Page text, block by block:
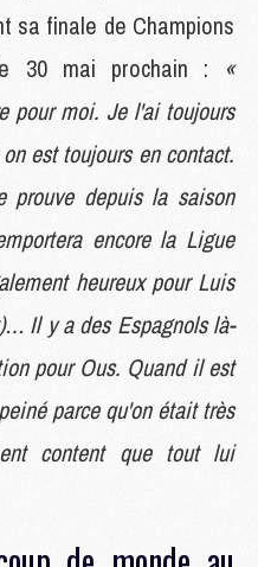
sa finale de Champions
30 mai prochain : «
pour moi. Je l'ai toujours
est toujours en contact.
depuis la saison
encore la Ligue
heureux pour Luis
Il y a des Espagnols là-
pour Ous. Quand il est
parce qu'on était très
content que tout lui